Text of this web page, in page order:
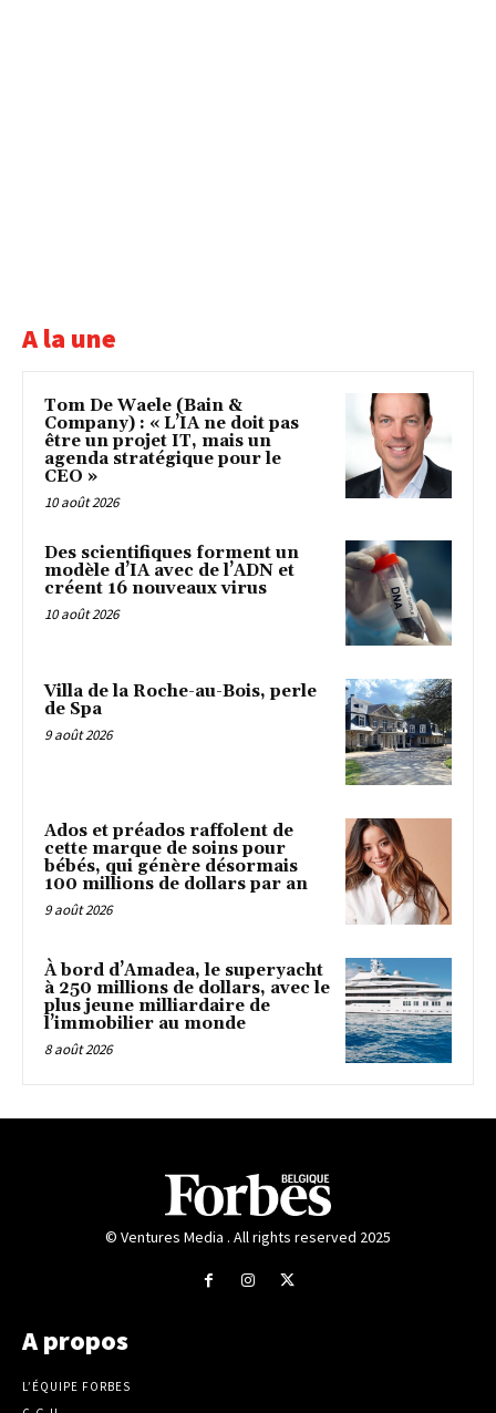
A la une
Tom De Waele (Bain &
Company) : « L’IA ne doit pas
être un projet IT, mais un
agenda stratégique pour le
CEO »
10 août 2026
Des scientifiques forment un
modèle d’IA avec de l’ADN et
créent 16 nouveaux virus
10 août 2026
Villa de la Roche-au-Bois, perle
de Spa
9 août 2026
Ados et préados raffolent de
cette marque de soins pour
bébés, qui génère désormais
100 millions de dollars par an
9 août 2026
À bord d’Amadea, le superyacht
à 250 millions de dollars, avec le
plus jeune milliardaire de
l’immobilier au monde
8 août 2026
© Ventures Media . All rights reserved 2025
A propos
L’ÉQUIPE FORBES